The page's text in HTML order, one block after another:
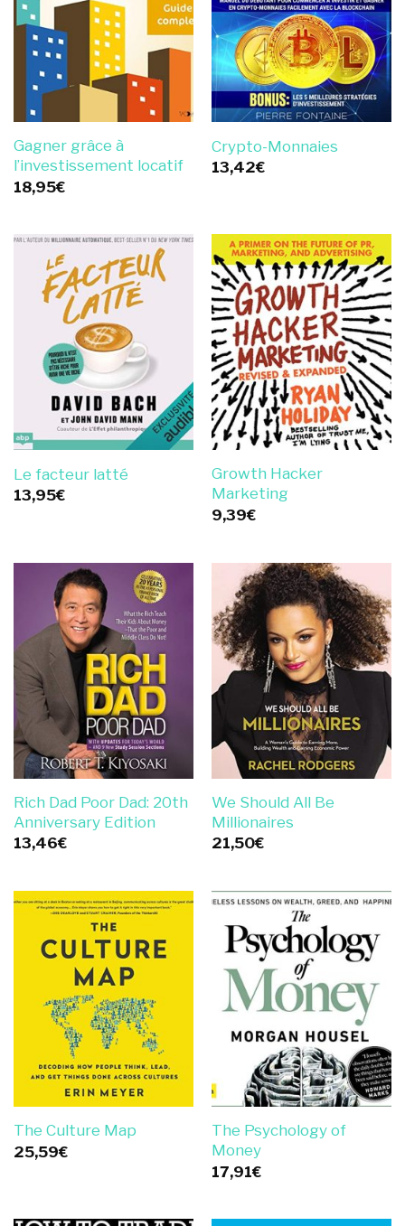
Gagner grâce à
l’investissement locatif
18,95€
Crypto-Monnaies
13,42€
Le facteur latté
13,95€
Growth Hacker
Marketing
9,39€
Rich Dad Poor Dad: 20th
Anniversary Edition
13,46€
We Should All Be
Millionaires
21,50€
The Culture Map
25,59€
The Psychology of
Money
17,91€